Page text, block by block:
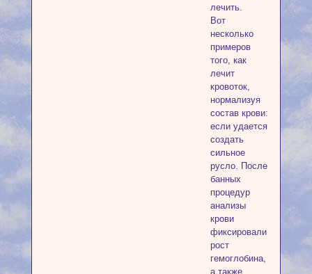
лечить.
Вот
несколько
примеров
того, как
лечит
кровоток,
нормализуя
состав крови:
если удается
создать
сильное
русло. После
банных
процедур
анализы
крови
фиксировали
рост
гемоглобина,
а также